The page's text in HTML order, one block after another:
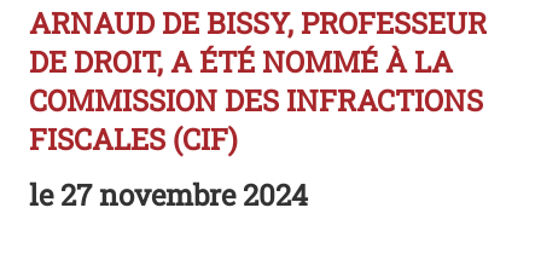
ARNAUD DE BISSY, PROFESSEUR
DE DROIT, A ÉTÉ NOMMÉ À LA
COMMISSION DES INFRACTIONS
FISCALES (CIF)
le27 novembre 2024